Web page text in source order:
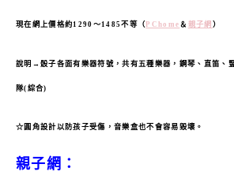
現在網上價格約1290～1485不等（ PChome ＆ 親子網 ）
說明→骰子各面有樂器符號，共有五種樂器，鋼琴、直笛、
隊(綜合)
☆圓角設計以防孩子受傷，音樂盒也不會容易毀壞。
親子網：